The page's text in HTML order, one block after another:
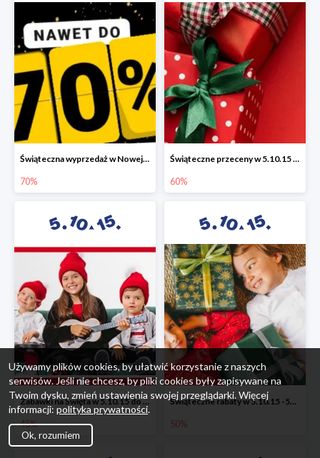
Świąteczna wyprzedaż w Nowej Erze - National Geographic Learning -70%
70%
Świąteczne przeceny w 5.10.15 - wszystkie ubrania -60%
60%
Zabawki na Święta w 5.10.15 do -45%
45%
Świąteczne rabaty w 5.10.15 -50%
50%
Używamy plików cookies, by ułatwić korzystanie z naszych
serwisów. Jeśli nie chcesz, by pliki cookies były zapisywane na
Twoim dysku, zmień ustawienia swojej przeglądarki. Więcej
informacji: polityka prywatności.
Ok, rozumiem